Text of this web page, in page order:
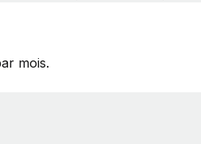
mois.